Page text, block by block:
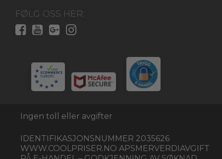
FØLG OSS HER:
Ingen toll eller avgifter
IDENTIFIKASJONSNUMMER 2035626
WWW.COOLPRISER.NO APSMERVERDIAVGIFT